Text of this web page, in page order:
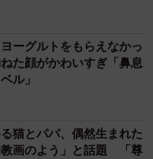
ーグルトをもらえなかっ
た顔がかわいすぎ「鼻息
ル」
猫とパパ、偶然生まれた
画のよう」と話題 「尊